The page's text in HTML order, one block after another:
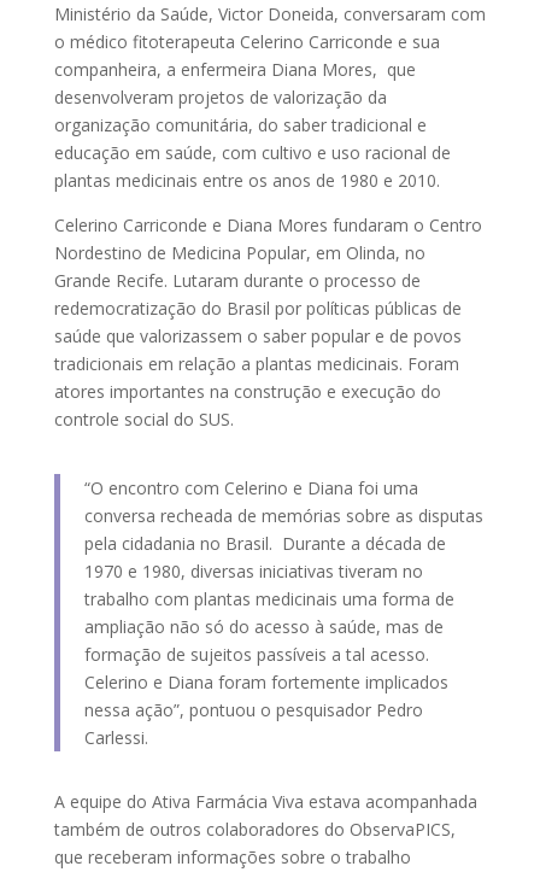
Ministério da Saúde, Victor Doneida, conversaram com
o médico fitoterapeuta Celerino Carriconde e sua
companheira, a enfermeira Diana Mores, que
desenvolveram projetos de valorização da
organização comunitária, do saber tradicional e
educação em saúde, com cultivo e uso racional de
plantas medicinais entre os anos de 1980 e 2010.
Celerino Carriconde e Diana Mores fundaram o Centro
Nordestino de Medicina Popular, em Olinda, no
Grande Recife. Lutaram durante o processo de
redemocratização do Brasil por políticas públicas de
saúde que valorizassem o saber popular e de povos
tradicionais em relação a plantas medicinais. Foram
atores importantes na construção e execução do
controle social do SUS.
“O encontro com Celerino e Diana foi uma
conversa recheada de memórias sobre as disputas
pela cidadania no Brasil. Durante a década de
1970 e 1980, diversas iniciativas tiveram no
trabalho com plantas medicinais uma forma de
ampliação não só do acesso à saúde, mas de
formação de sujeitos passíveis a tal acesso.
Celerino e Diana foram fortemente implicados
nessa ação”, pontuou o pesquisador Pedro
Carlessi.
A equipe do Ativa Farmácia Viva estava acompanhada
também de outros colaboradores do ObservaPICS,
que receberam informações sobre o trabalho